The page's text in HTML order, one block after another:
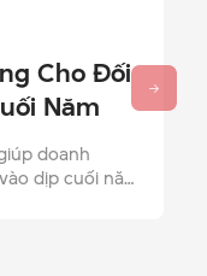
300k
2026
để làm quà
10 mẫu giỏ